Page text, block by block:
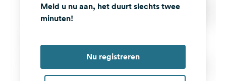
Meld u nu aan, het duurt slechts twee
minuten!
Nu registreren